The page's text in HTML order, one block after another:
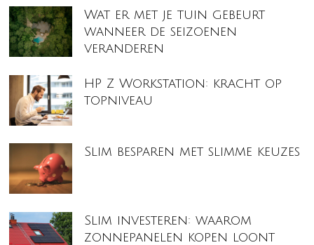
Wat er met je tuin gebeurt
wanneer de seizoenen
veranderen
HP Z Workstation: kracht op
topniveau
Slim besparen met slimme keuzes
Slim investeren: waarom
zonnepanelen kopen loont